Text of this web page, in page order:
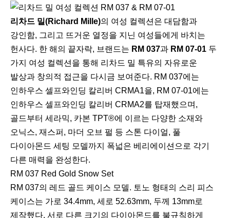
리차드 밀(Richard Mille)의 여성 컬렉션은 대담함과
강인함, 그리고 뜨거운 열정을 지닌 여성들에게 바치는
헌사다. 한 해의 끝자락, 브랜드는 RM 037과 RM 07-01 두
가지 여성 컬렉션을 통해 리차드 밀 특유의 자유로운
발상과 창의적 접근을 다시금 보여준다. RM 037에는
인하우스 셀프와인딩 칼리버 CRMA1을, RM 07-01에는
인하우스 셀프와인딩 칼리버 CRMA2를 탑재했으며,
골드부터 세라믹, 카본 TPT®에 이르는 다양한 소재와
오닉스, 재스퍼, 마더 오브 펄 등 스톤 다이얼, 풀
다이아몬드 세팅 모델까지 폭넓은 베리에이션으로 각기
다른 매력을 완성한다.
RM 037 Red Gold Snow Set
RM 037의 레드 골드 케이스 모델. 토노 형태의 스리 피스
케이스는 가로 34.4mm, 세로 52.63mm, 두께 13mm로
제작했다. 서로 다른 크기의 다이아몬드를 불규칙하게